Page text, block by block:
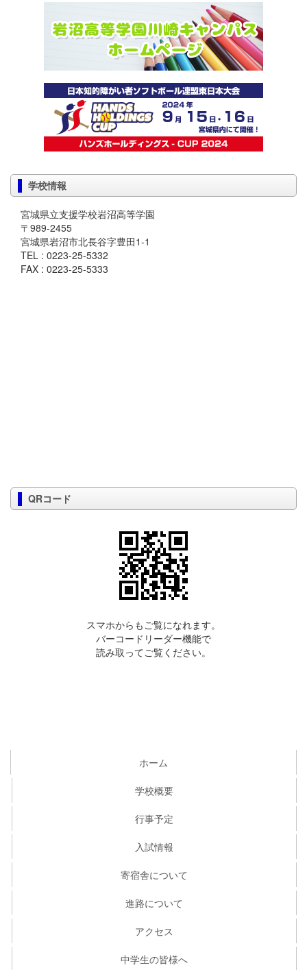
学校情報
宮城県立支援学校岩沼高等学園
〒989-2455
宮城県岩沼市北長谷字豊田1-1
TEL : 0223-25-5332
FAX : 0223-25-5333
QRコード
スマホからもご覧になれます。
バーコードリーダー機能で
読み取ってご覧ください。
ホーム
学校概要
行事予定
入試情報
寄宿舎について
進路について
アクセス
中学生の皆様へ